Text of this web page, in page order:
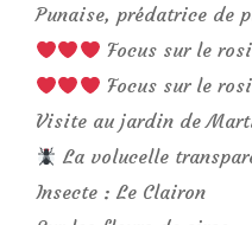
Punaise, prédatrice de
Focus sur le
Focus sur le
Visite au jardin de
La volucelle
Insecte : Le Clairon